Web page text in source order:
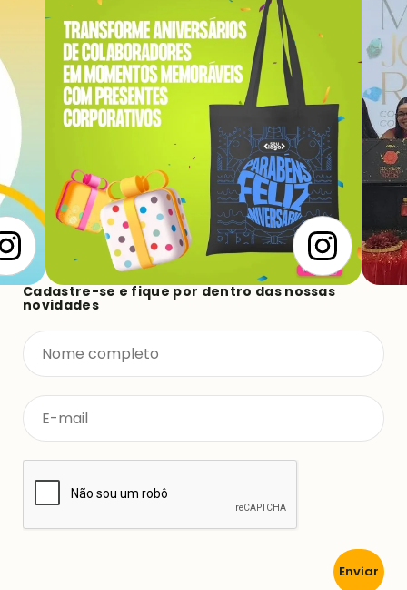
Cadastre-se e fique por dentro das nossas
novidades
Enviar